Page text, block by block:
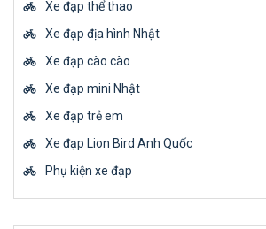
Xe đạp thể thao
Xe đạp địa hình Nhật
Xe đạp cào cào
Xe đạp mini Nhật
Xe đạp trẻ em
Xe đạp Lion Bird Anh Quốc
Phụ kiện xe đạp